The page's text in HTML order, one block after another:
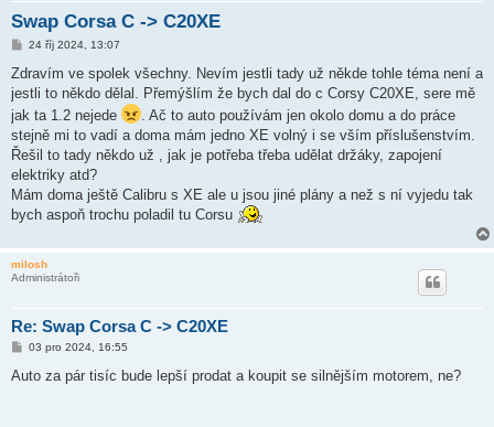
Swap Corsa C -> C20XE
P
í
p
ě
v
e
24 říj 2024, 13:07
Zdravím ve spolek všechny. Nevím jestli tady už někde tohle téma není a
jestli to někdo dělal. Přemýšlím že bych dal do c Corsy C20XE, sere mě
jak ta 1.2 nejede
. Ač to auto používám jen okolo domu a do práce
stejně mi to vadí a doma mám jedno XE volný i se vším příslušenstvím.
Řešil to tady někdo už , jak je potřeba třeba udělat držáky, zapojení
elektriky atd?
Mám doma ještě Calibru s XE ale u jsou jiné plány a než s ní vyjedu tak
bych aspoň trochu poladil tu Corsu
milosh
Administrátoři
Re: Swap Corsa C -> C20XE
P
í
03 pro 2024, 16:55
Auto za pár tisíc bude lepší prodat a koupit se silnějším motorem, ne?